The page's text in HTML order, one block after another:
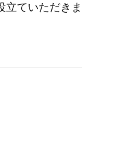
立ていただきま